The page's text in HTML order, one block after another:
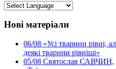
Нові матеріали
06/08 «Усі тварини рівні,
деякі тварини рівніші»
05/08 Святослав САВЧИН,